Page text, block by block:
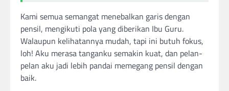
Kami semua semangat menebalkan garis dengan
pensil, mengikuti pola yang diberikan Ibu Guru.
Walaupun kelihatannya mudah, tapi ini butuh fokus,
loh! Aku merasa tanganku semakin kuat, dan pelan-
pelan aku jadi lebih pandai memegang pensil dengan
baik.